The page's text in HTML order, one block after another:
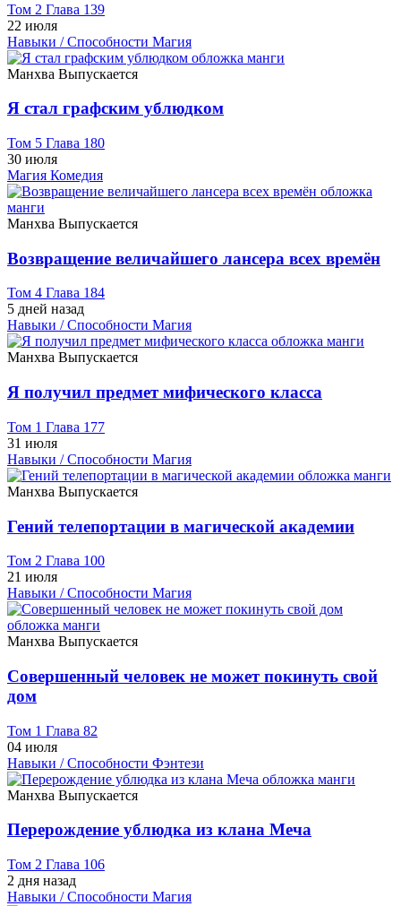
Том 2 Глава 139
22 июля
Навыки / Способности Магия
Манхва Выпускается
Я стал графским ублюдком
Том 5 Глава 180
30 июля
Магия Комедия
Манхва Выпускается
Возвращение величайшего лансера всех времён
Том 4 Глава 184
5 дней назад
Навыки / Способности Магия
Манхва Выпускается
Я получил предмет мифического класса
Том 1 Глава 177
31 июля
Навыки / Способности Магия
Манхва Выпускается
Гений телепортации в магической академии
Том 2 Глава 100
21 июля
Навыки / Способности Магия
Манхва Выпускается
Совершенный человек не может покинуть свой
дом
Том 1 Глава 82
04 июля
Навыки / Способности Фэнтези
Манхва Выпускается
Перерождение ублюдка из клана Меча
Том 2 Глава 106
2 дня назад
Навыки / Способности Магия